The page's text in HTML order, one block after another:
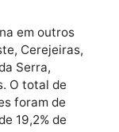
o teste e o
estou muito
esta ação,